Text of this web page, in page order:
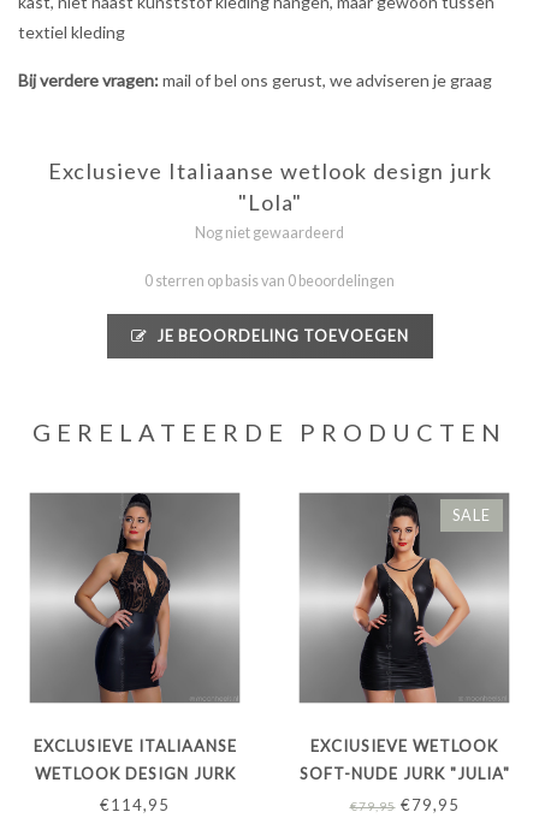
textiel kleding
Bij verdere vragen:mail of bel ons gerust, we adviseren je graag
Exclusieve Italiaanse wetlook design jurk
"Lola"
Nog niet gewaardeerd
0 sterren op basis van 0 beoordelingen
JE BEOORDELING TOEVOEGEN
GERELATEERDE PRODUCTEN
EXCLUSIEVE ITALIAANSE
WETLOOK DESIGN JURK
"TATUAGGIO"
€114,95
SALE
EXCIUSIEVE WETLOOK
SOFT-NUDE JURK "JULIA"
€79,95€79,95